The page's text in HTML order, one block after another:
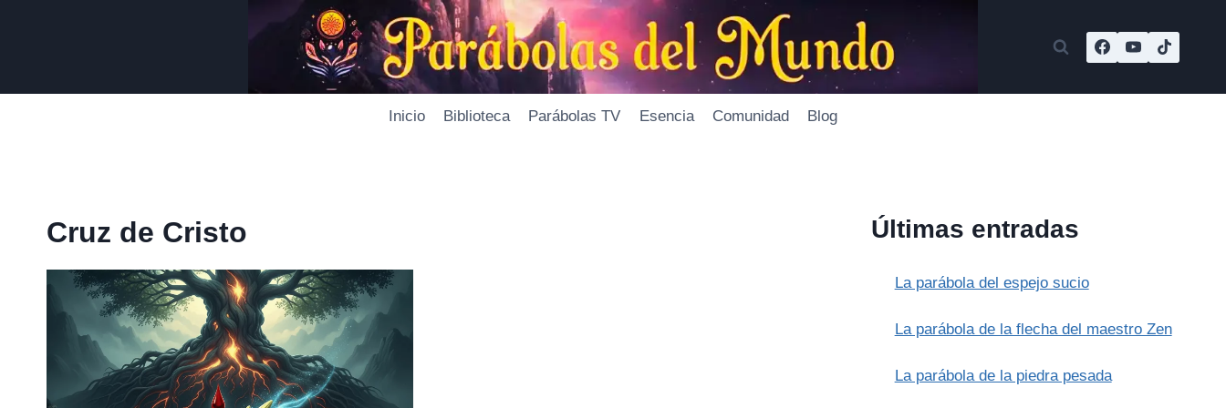
Inicio Biblioteca Parábolas TV Esencia Comunidad Blog
Cruz de Cristo Últimas entradas
La parábola del espejo sucio
La parábola de la flecha del maestro Zen
La parábola de la piedra pesada